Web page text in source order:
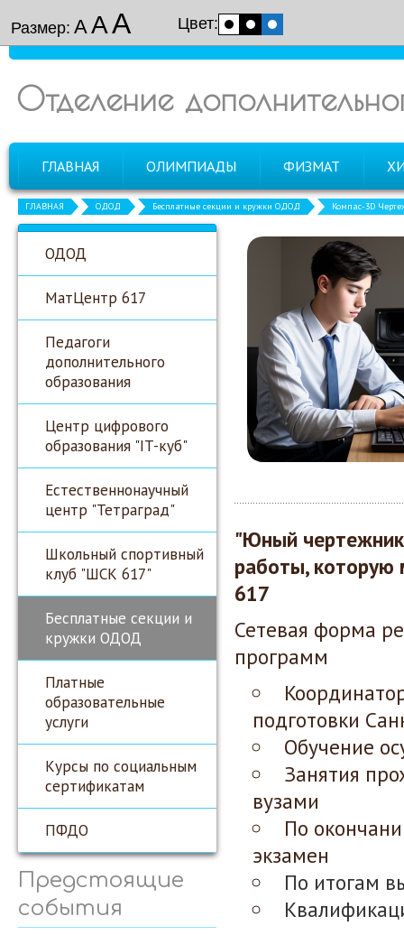
Размер: ААА Цвет:
Отделение
ГЛАВНАЯ ОЛИМПИАДЫ ФИЗМАТ
ГЛАВНАЯ ОДОД Бесплатные секции и кружки ОДОД Компас-3D
ОДОД
МатЦентр 617
Педагоги
дополнительного
образования
Центр цифрового
образования "IT-куб"
Естественнонаучный
центр "Тетраград"
Школьный спортивный
клуб "ШСК 617"
Бесплатные секции и
кружки ОДОД
Платные
образовательные
услуги
Курсы по социальным
сертификатам
ПФДО
Предстоящие
события
"Юный
работы, которую
617
Сетевая форма
программ
подготовки
Обучение
Занятия
вузами
По
экзамен
По итогам